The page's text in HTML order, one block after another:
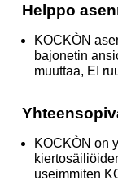
Helppo
KOCKÒN
bajonetin
muuttaa, EI
KOCKÒN on
useimmiten